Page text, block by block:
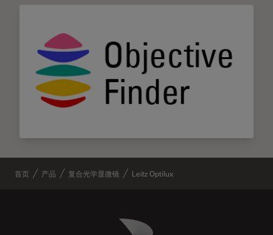
首页 产品 复合光学显微镜 Leitz Optilux
Danaher Logo